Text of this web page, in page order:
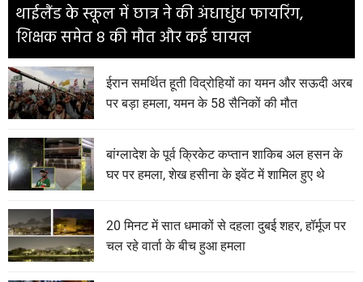
थाईलैंड के स्कूल में छात्र ने की अंधाधुंध फायरिंग,
शिक्षक समेत 8 की मौत और कई घायल
ईरान समर्थित हूती विद्रोहियों का यमन और सऊदी अरब
पर बड़ा हमला, यमन के 58 सैनिकों की मौत
बांग्लादेश के पूर्व क्रिकेट कप्तान शाकिब अल हसन के
घर पर हमला, शेख हसीना के इवेंट में शामिल हुए थे
20 मिनट में सात धमाकों से दहला दुबई शहर, हॉर्मूज पर
चल रहे वार्ता के बीच हुआ हमला